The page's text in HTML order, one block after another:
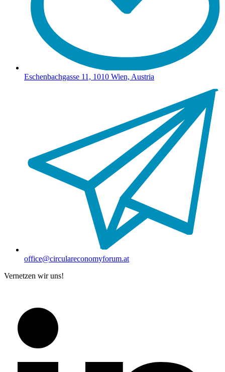
Eschenbachgasse 11, 1010 Wien, Austria
office@circulareconomyforum.at
Vernetzen wir uns!